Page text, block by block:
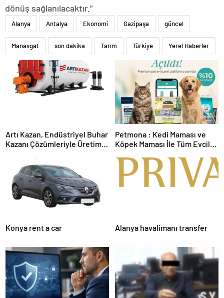
dönüş sağlanılacaktır.”
Alanya Antalya Ekonomi Gazipaşa güncel
Manavgat son dakika Tarım Türkiye Yerel Haberler
Artı Kazan, Endüstriyel Buhar
Kazanı Çözümleriyle Üretim
Sunuyor
Petmona : Kedi Maması ve
Köpek Maması İle Tüm Evcil
Konya rent a car Alanya havalimanı transfer